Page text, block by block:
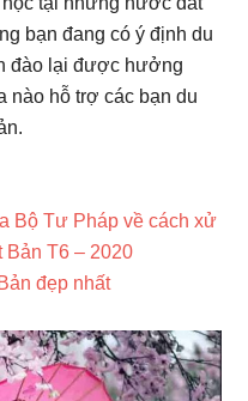
bạn đang có ý định du
đào lại được hưởng
nào hỗ trợ các bạn du
Bộ Tư Pháp về cách xử
Bản T6 – 2020
đẹp nhất